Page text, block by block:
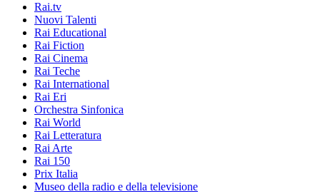
Rai.tv
Nuovi Talenti
Rai Educational
Rai Fiction
Rai Cinema
Rai Teche
Rai International
Rai Eri
Orchestra Sinfonica
Rai World
Rai Letteratura
Rai Arte
Rai 150
Prix Italia
Museo della radio e della televisione